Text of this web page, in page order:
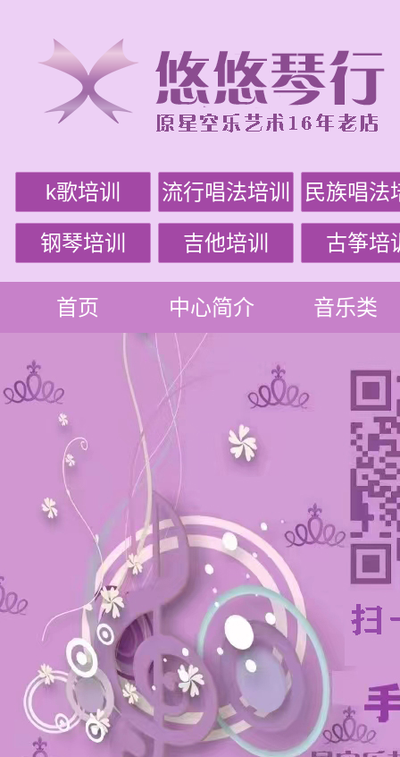
k歌培训 流行唱法培训 民族唱法
钢琴培训 吉他培训 古筝培
首页 中心简介 音乐类